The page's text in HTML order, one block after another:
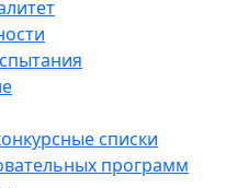
списки
программ